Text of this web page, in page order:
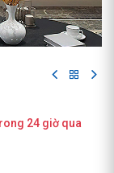
24 giờ qua